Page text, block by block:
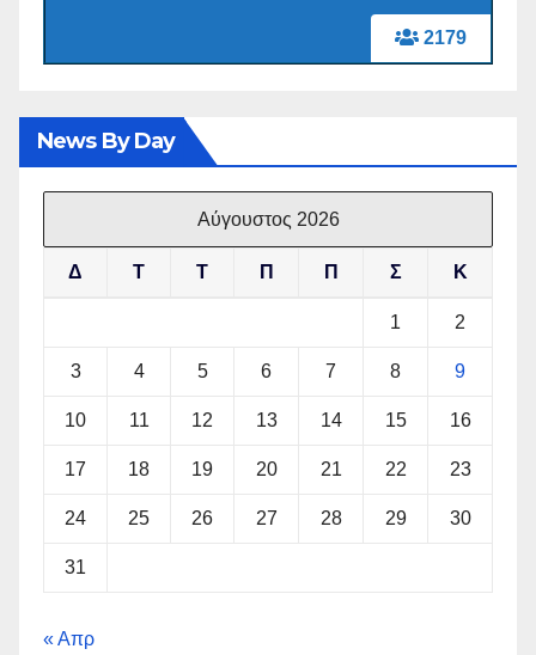
2179
News By Day
Αύγουστος 2026
Δ Τ Τ Π Π Σ Κ
1 2
3 4 5 6 7 8 9
10 11 12 13 14 15 16
17 18 19 20 21 22 23
24 25 26 27 28 29 30
31
« Απρ